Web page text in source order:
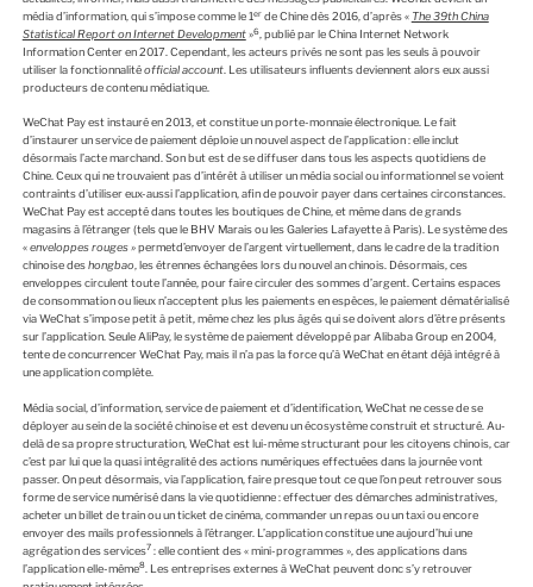
média d’information, qui s’impose comme le 1erde Chine dès 2016, d’après « The 39th China
Statistical Report on Internet Development»6, publié par le China Internet Network
Information Center en 2017. Cependant, les acteurs privés ne sont pas les seuls à pouvoir
utiliser la fonctionnalitéofficial account. Les utilisateurs influents deviennent alors eux aussi
producteurs de contenu médiatique.
WeChat Pay est instauré en 2013, et constitue un porte-monnaie électronique. Le fait
d’instaurer un service de paiement déploie un nouvel aspect de l’application : elle inclut
désormais l’acte marchand. Son but est de se diffuser dans tous les aspects quotidiens de
Chine. Ceux qui ne trouvaient pas d’intérêt à utiliser un média social ou informationnel se voient
contraints d’utiliser eux-aussi l’application, afin de pouvoir payer dans certaines circonstances.
WeChat Pay est accepté dans toutes les boutiques de Chine, et même dans de grands
magasins à l’étranger (tels que le BHV Marais ou les Galeries Lafayette à Paris). Le système des
«enveloppes rouges »permetd’envoyer de l’argent virtuellement, dans le cadre de la tradition
chinoise deshongbao, les étrennes échangées lors du nouvel an chinois. Désormais, ces
enveloppes circulent toute l’année, pour faire circuler des sommes d’argent. Certains espaces
de consommation ou lieux n’acceptent plus les paiements en espèces, le paiement dématérialisé
via WeChat s’impose petit à petit, même chez les plus âgés qui se doivent alors d’être présents
sur l’application. Seule AliPay, le système de paiement développé par Alibaba Group en 2004,
tente de concurrencer WeChat Pay, mais il n’a pas la force qu’à WeChat en étant déjà intégré à
une application complète.
Média social, d’information, service de paiement et d’identification, WeChat ne cesse de se
déployer au sein de la société chinoise et est devenu un écosystème construit et structuré. Au-
delà de sa propre structuration, WeChat est lui-même structurant pour les citoyens chinois, car
c’est par lui que la quasi intégralité des actions numériques effectuées dans la journée vont
passer. On peut désormais, via l’application, faire presque tout ce que l’on peut retrouver sous
forme de service numérisé dans la vie quotidienne : effectuer des démarches administratives,
acheter un billet de train ou un ticket de cinéma, commander un repas ou un taxi ou encore
envoyer des mails professionnels à l’étranger. L’application constitue une aujourd’hui une
agrégation des services7: elle contient des « mini-programmes », des applications dans
l’application elle-même8. Les entreprises externes à WeChat peuvent donc s’y retrouver